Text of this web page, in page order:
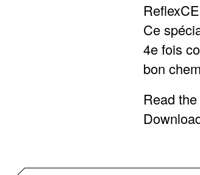
Ce
4e fois
bon
Read